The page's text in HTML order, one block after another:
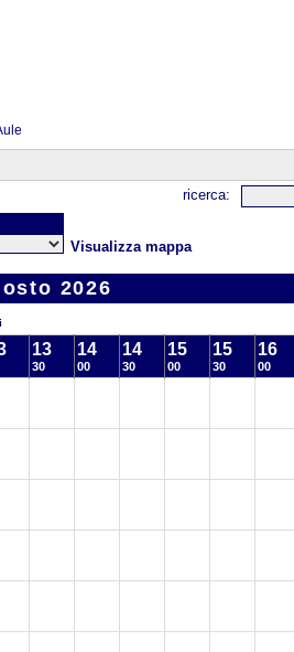
ricerca:
Visualizza mappa
2026
13
30
14
00
14
30
15
00
15
30
16
00